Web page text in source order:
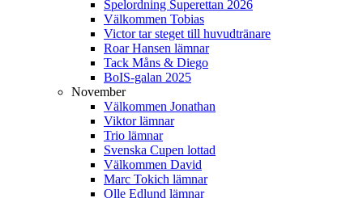
Spelordning Superettan 2026
Välkommen Tobias
Victor tar steget till huvudtränare
Roar Hansen lämnar
Tack Måns & Diego
BoIS-galan 2025
November
Välkommen Jonathan
Viktor lämnar
Trio lämnar
Svenska Cupen lottad
Välkommen David
Marc Tokich lämnar
Olle Edlund lämnar